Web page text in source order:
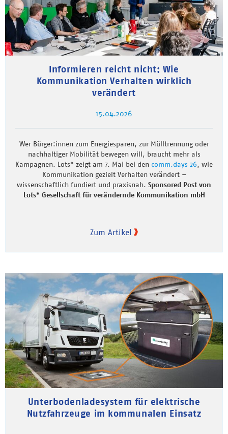
Informieren reicht nicht: Wie
Kommunikation Verhalten wirklich
verändert
15.04.2026
Wer Bürger:innen zum Energiesparen, zur Mülltrennung oder
nachhaltiger Mobilität bewegen will, braucht mehr als
Kampagnen. Lots* zeigt am 7. Mai bei den comm.days 26, wie
Kommunikation gezielt Verhalten verändert –
wissenschaftlich fundiert und praxisnah. Sponsored Post von
Lots* Gesellschaft für verändernde Kommunikation mbH
Zum Artikel
Unterbodenladesystem für elektrische
Nutzfahrzeuge im kommunalen Einsatz